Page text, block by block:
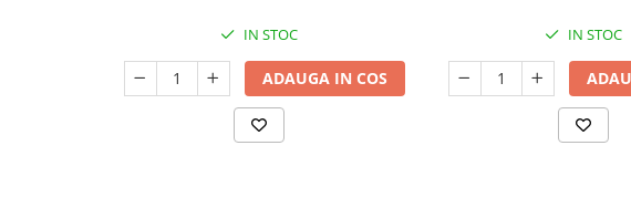
IN STOC
ADAUGA IN COS
IN STOC